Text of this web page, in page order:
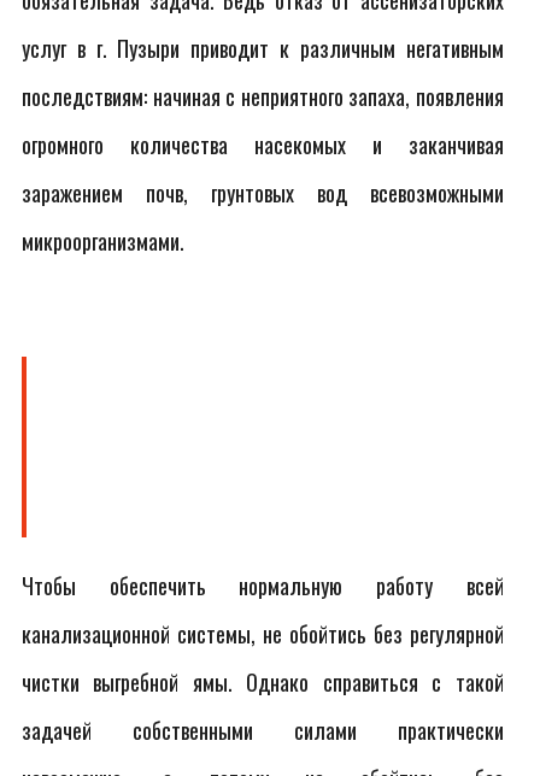
услуг в г. Пузыри приводит к различным негативным
последствиям: начиная с неприятного запаха, появления
огромного количества насекомых и заканчивая
заражением почв, грунтовых вод всевозможными
микроорганизмами.
Чтобы обеспечить нормальную работу всей
канализационной системы, не обойтись без регулярной
чистки выгребной ямы. Однако справиться с такой
задачей собственными силами практически